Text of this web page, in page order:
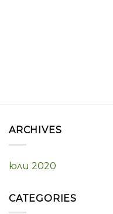
ARCHIVES
юли 2020
CATEGORIES